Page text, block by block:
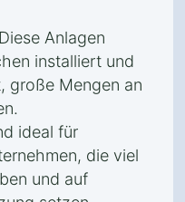
Diese Anlagen
installiert und
große Mengen an
ideal für
die viel
und auf